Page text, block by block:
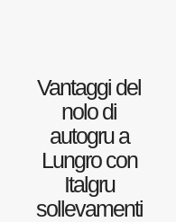
Vantaggi del
nolo di
autogru a
Lungro con
Italgru
sollevamenti